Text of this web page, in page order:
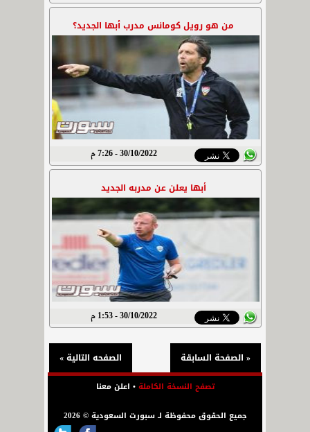
من هو رويل كومانس مدرب أبها الجديد؟
30/10/2022 - 7:26 م
أبها يعلن عن مدربه الجديد
30/10/2022 - 1:53 م
الصفحه التالية » « الصفحة السابقة
تصفح النسخة الكاملة• اعلن معنا
جميع الحقوق محفوظة لـ سبورت السعودية © 2026